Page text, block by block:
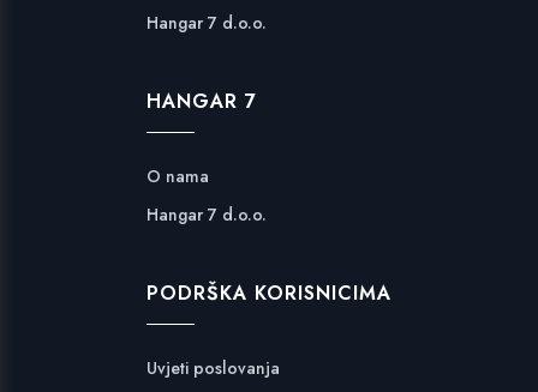
Hangar 7 d.o.o.
HANGAR 7
O nama
Hangar 7 d.o.o.
PODRŠKA KORISNICIMA
Uvjeti poslovanja